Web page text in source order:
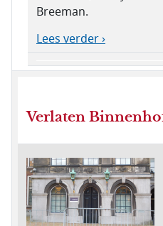
Breeman.
Lees verder ›
Verlaten